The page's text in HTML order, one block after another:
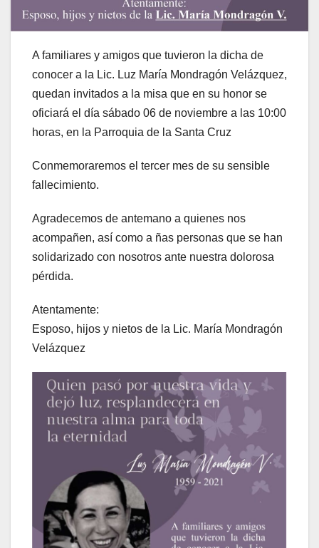
A familiares y amigos que tuvieron la dicha de
conocer a la Lic. Luz María Mondragón Velázquez,
quedan invitados a la misa que en su honor se
oficiará el día sábado 06 de noviembre a las 10:00
horas, en la Parroquia de la Santa Cruz
Conmemoraremos el tercer mes de su sensible
fallecimiento.
Agradecemos de antemano a quienes nos
acompañen, así como a ñas personas que se han
solidarizado con nosotros ante nuestra dolorosa
pérdida.
Atentamente:
Esposo, hijos y nietos de la Lic. María Mondragón
Velázquez